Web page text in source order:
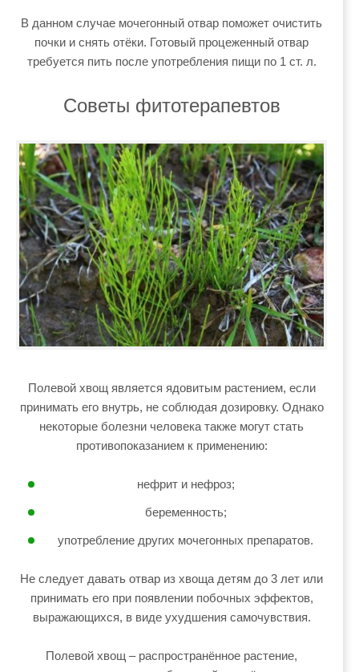
В данном случае мочегонный отвар поможет очистить
почки и снять отёки. Готовый процеженный отвар
требуется пить после употребления пищи по 1 ст. л.
Советы фитотерапевтов
Полевой хвощ является ядовитым растением, если
принимать его внутрь, не соблюдая дозировку. Однако
некоторые болезни человека также могут стать
противопоказанием к применению:
нефрит и нефроз;
беременность;
употребление других мочегонных препаратов.
Не следует давать отвар из хвоща детям до 3 лет или
принимать его при появлении побочных эффектов,
выражающихся, в виде ухудшения самочувствия.
Полевой хвощ – распространённое растение,